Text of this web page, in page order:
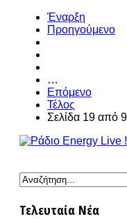
Έναρξη
Προηγούμενο
…
Επόμενο
Τέλος
Σελίδα 19 από
Τελευταία Νέα